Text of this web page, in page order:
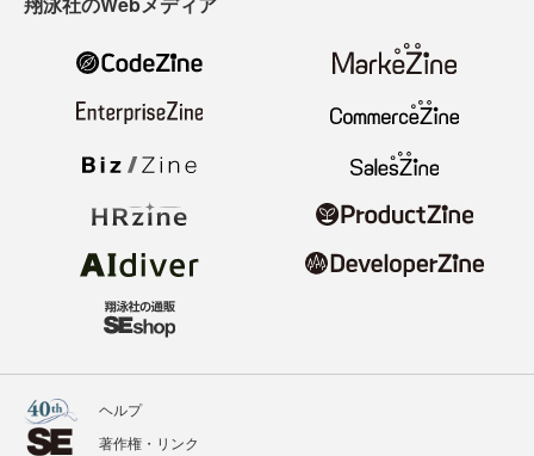
ヘルプ
著作権・リンク